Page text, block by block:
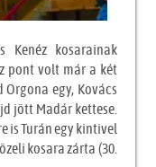
Kenéz kosarainak
pont volt már a két
egy, Kovács
jött Madár kettese.
is Turán egy kintivel
kosara zárta (30.